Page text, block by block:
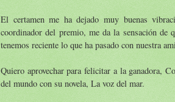
El certamen me ha dejado muy buenas
coordinador del premio, me da la sensación
tenemos reciente lo que ha pasado con nuestra
Quiero aprovechar para felicitar a la ganadora,
del mundo con su novela, La voz del mar.